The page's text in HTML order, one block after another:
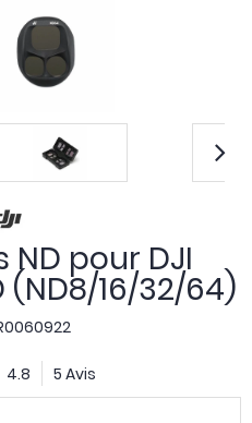
ND pour DJI
(ND8/16/32/64)
4.8 5 Avis